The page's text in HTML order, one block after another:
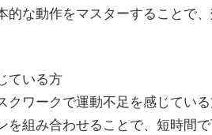
的な動作をマスターすることで
ている方
クワークで運動不足を感じてい
を組み合わせることで、短時間